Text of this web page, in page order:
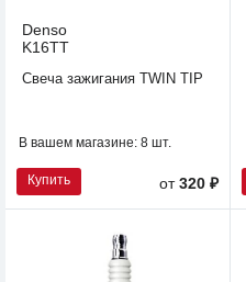
Denso
K16TT
Свеча зажигания TWIN TIP
В вашем магазине: 8 шт.
Купить от320 ₽